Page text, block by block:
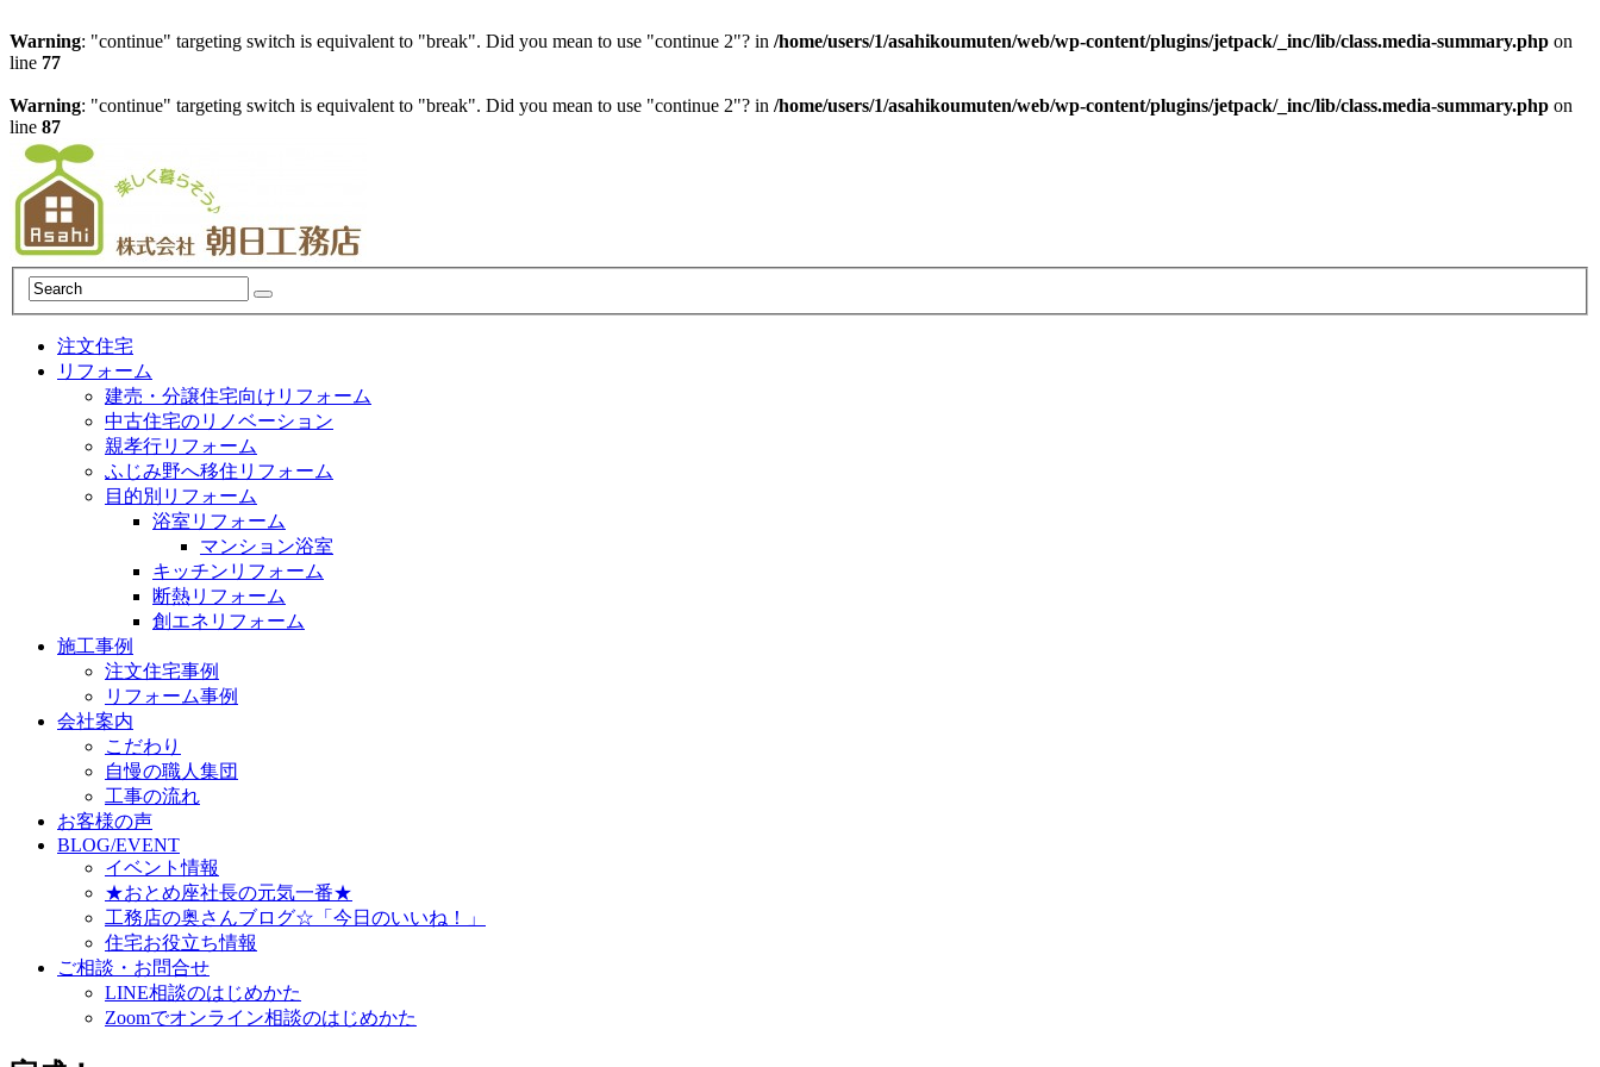
Warning: "continue" targeting switch is equivalent to "break". Did you mean to use "continue 2"? in /home/users/1/asahikoumuten/web/wp-content/plugins/jetpack/_inc/lib/class.media-summary.php on
line 77
Warning: "continue" targeting switch is equivalent to "break". Did you mean to use "continue 2"? in /home/users/1/asahikoumuten/web/wp-content/plugins/jetpack/_inc/lib/class.media-summary.php on
line 87
注文住宅
リフォーム
建売・分譲住宅向けリフォーム
中古住宅のリノベーション
親孝行リフォーム
ふじみ野へ移住リフォーム
目的別リフォーム
浴室リフォーム
マンション浴室
キッチンリフォーム
断熱リフォーム
創エネリフォーム
施工事例
注文住宅事例
リフォーム事例
会社案内
こだわり
自慢の職人集団
工事の流れ
お客様の声
BLOG/EVENT
イベント情報
★おとめ座社長の元気一番★
工務店の奥さんブログ☆「今日のいいね！」
住宅お役立ち情報
ご相談・お問合せ
LINE相談のはじめかた
Zoomでオンライン相談のはじめかた